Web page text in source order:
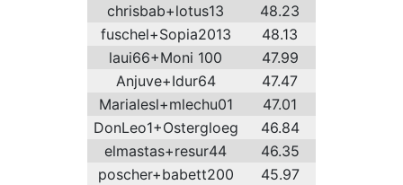
chrisbab+lotus13
48.23
fuschel+Sopia2013
48.13
laui66+Moni 100
47.99
Anjuve+Idur64
47.47
Marialesl+mlechu01
47.01
DonLeo1+Ostergloeg
46.84
elmastas+resur44
46.35
poscher+babett200
45.97